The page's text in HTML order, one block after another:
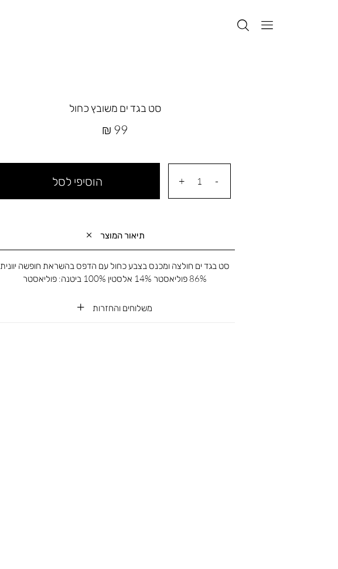
סט בגד ים משובץ כחול
מחיר
99 ₪
הוסיפי לסל
תיאור המוצר
משלוחים והחזרות
סט בגד ים חולצה ומכנס בצבע כחול עם הדפס בהשראת חופשה יוונית
86% פוליאסטר 14% אלסטין 100% ביטנה: פוליאסטר